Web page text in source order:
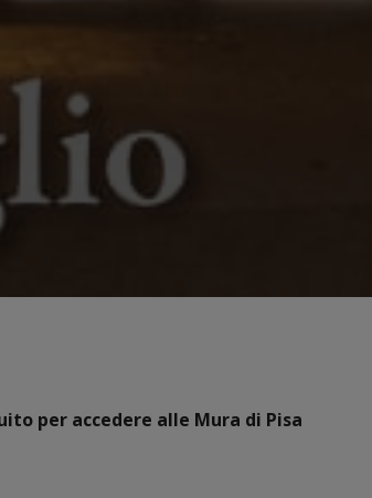
per accedere alle Mura di Pisa